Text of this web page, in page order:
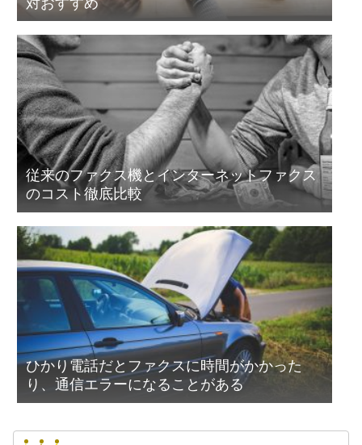
従来のファクス機とインターネットファクス
のコスト徹底比較
ひかり電話だとファクスに時間がかかった
り、通信エラーになることがある